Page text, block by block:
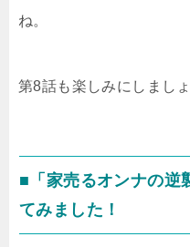
ね。
第8話も楽しみにしましょ
■「家売るオンナの逆
てみました！